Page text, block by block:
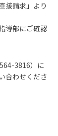
接請求」より
導部にご確認
3816）に
合わせくださ